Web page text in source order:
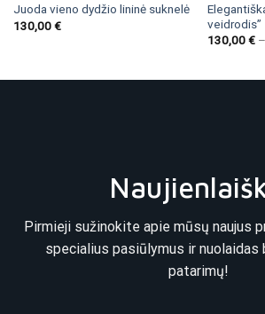
Juoda vieno dydžio lininė suknelė
130,00€
veidrodis”
130,00€–
Pirmieji sužinokite apie mūsų naujus
specialius pasiūlymus ir nuolaidas
patarimų!